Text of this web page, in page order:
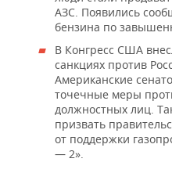
АЗС. Появились
бензина по
В Конгресс США
санкциях против
Американские
точечные меры
должностных лиц.
призвать
от поддержки
— 2».